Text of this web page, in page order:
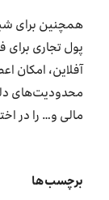
همچنین برای
پول تجاری برای
آفلاین، امکان
محدودیت‌های
مالی و… را در
برچسب‌ها